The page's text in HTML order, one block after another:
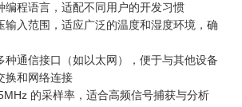
编程语言，适配不同用户的开发习惯
输入范围，适应广泛的温度和湿度环境，确
种通信接口（如以太网），便于与其他设备
换和网络连接
的采样率，适合高频信号捕获与分析